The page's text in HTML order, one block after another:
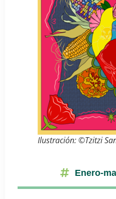
Ilustración: ©Tzitzi
Enero-